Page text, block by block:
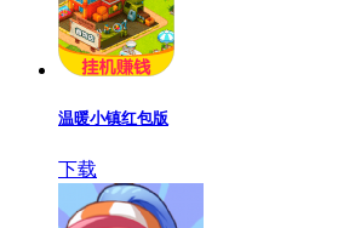
温暖小镇红包版
下载